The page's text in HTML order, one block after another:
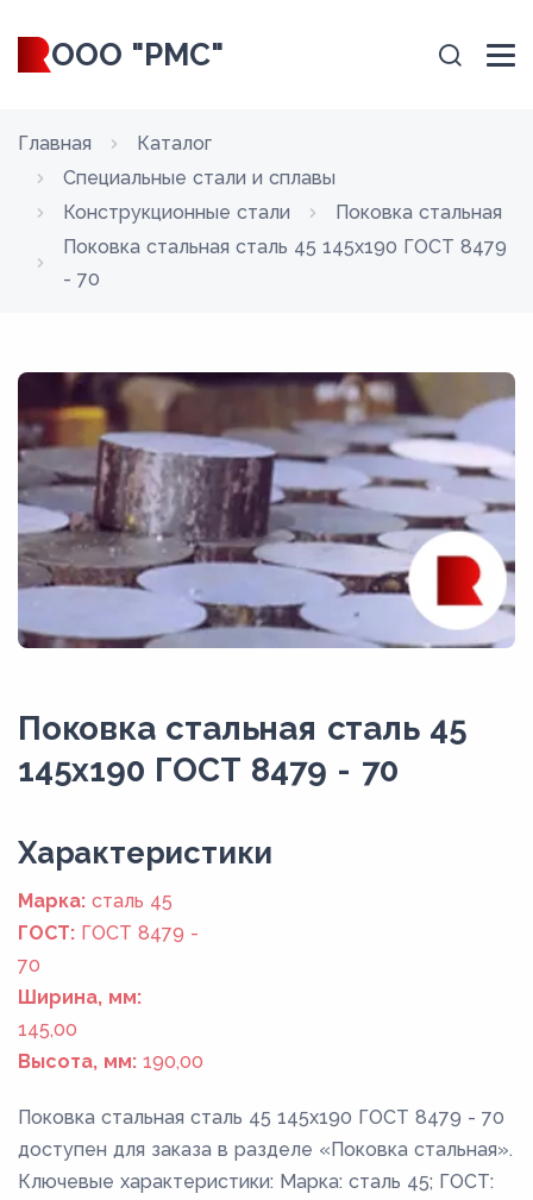
ООО "РМС"
Главная
Каталог
Специальные стали и сплавы
Конструкционные стали
Поковка стальная
Поковка стальная сталь 45 145x190 ГОСТ 8479
- 70
Поковка стальная сталь 45
145x190 ГОСТ 8479 - 70
Xарактеристики
Марка: сталь 45
ГОСТ: ГОСТ 8479 -
70
Ширина, мм:
145,00
Высота, мм: 190,00
Поковка стальная сталь 45 145x190 ГОСТ 8479 - 70
доступен для заказа в разделе «Поковка стальная».
Ключевые характеристики: Марка: сталь 45; ГОСТ: